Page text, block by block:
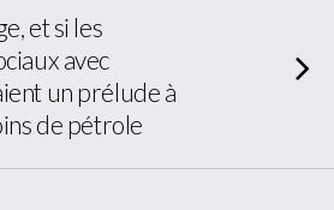
et si les
avec
un prélude à
de pétrole